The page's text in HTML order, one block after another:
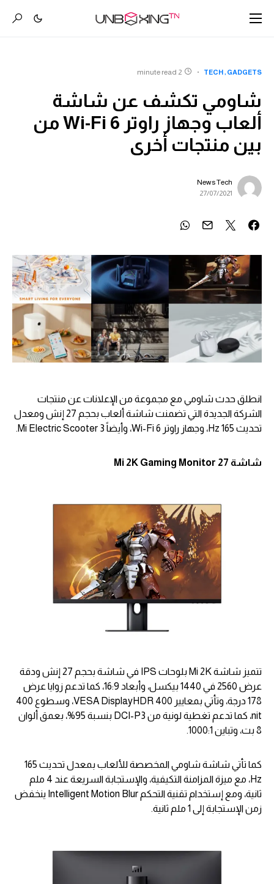
GADGETS
TECH
2 minute read
شاومي تكشف عن شاشة
ألعاب وجهاز راوتر Wi-Fi 6 من
بين منتجات أخرى
News Tech
27/07/2021
انطلق حدث شاومي مع مجموعة من الإعلانات عن منتجات
الشركة الجديدة التي تضمنت شاشة ألعاب بحجم 27 إنش ومعدل
تحديث 165 Hz، وجهاز راوتر Wi-Fi 6، وأيضاً Mi Electric Scooter 3.
شاشة Mi 2K Gaming Monitor 27
تتميز شاشة Mi 2K بلوحات IPS في شاشة بحجم 27 إنش ودقة
عرض 2560 في 1440 بيكسل، وأبعاد 16:9، كما تدعم زوايا عرض
178 درجة، وتأتي بمعايير VESA DisplayHDR 400، وسطوع 400
nit، كما تدعم تغطية لونية من DCI-P3 بنسبة 95%، بعمق ألوان
8 بت، وتباين 1000:1.
كما تأتي شاشة شاومي المخصصة للألعاب بمعدل تحديث 165
Hz، مع ميزة المزامنة التكيفية، والإستجابة السريعة عند 4 ملم
ثانية، ومع إستخدام تقنية التحكم Intelligent Motion Blur ينخفض
زمن الإستجابة إلى 1 ملم ثانية.